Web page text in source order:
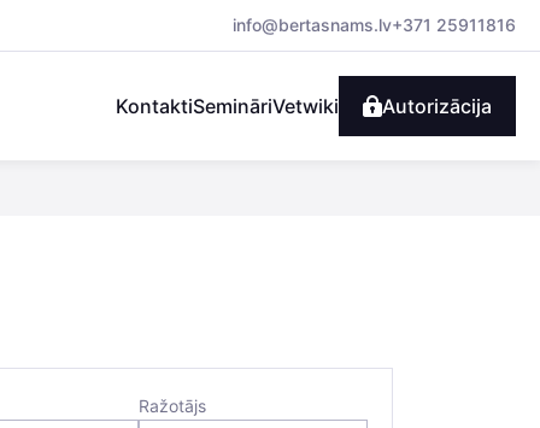
info@bertasnams.lv+371 25911816
KontaktiSemināriVetwiki Autorizācija
Ražotājs